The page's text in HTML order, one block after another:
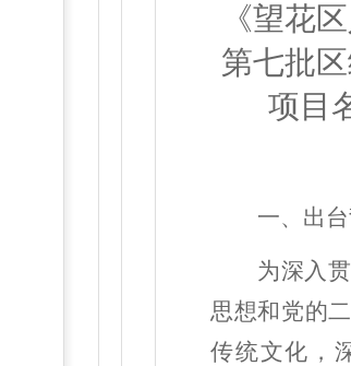
《望花
第七批
项目
一、出
为深入
思想和党的
传统文化，